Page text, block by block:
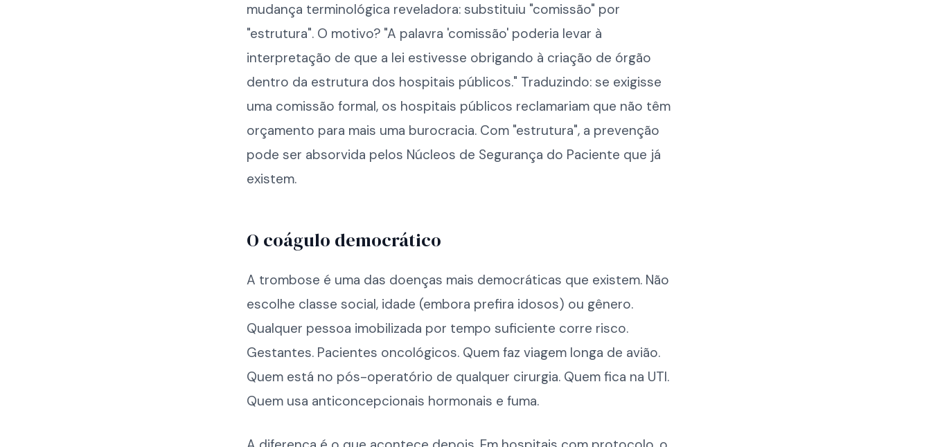
mudança terminológica reveladora: substituiu "comissão" por
"estrutura". O motivo? "A palavra 'comissão' poderia levar à
interpretação de que a lei estivesse obrigando à criação de órgão
dentro da estrutura dos hospitais públicos." Traduzindo: se exigisse
uma comissão formal, os hospitais públicos reclamariam que não têm
orçamento para mais uma burocracia. Com "estrutura", a prevenção
pode ser absorvida pelos Núcleos de Segurança do Paciente que já
existem.
O coágulo democrático
A trombose é uma das doenças mais democráticas que existem. Não
escolhe classe social, idade (embora prefira idosos) ou gênero.
Qualquer pessoa imobilizada por tempo suficiente corre risco.
Gestantes. Pacientes oncológicos. Quem faz viagem longa de avião.
Quem está no pós-operatório de qualquer cirurgia. Quem fica na UTI.
Quem usa anticoncepcionais hormonais e fuma.